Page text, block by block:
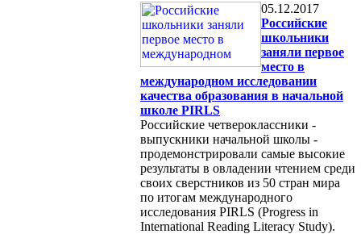
05.12.2017
Российские
школьники
заняли первое
место в
международном исследовании
качества образования в начальной
школе PIRLS
Российские четвероклассники -
выпускники начальной школы -
продемонстрировали самые высокие
результаты в овладении чтением среди
своих сверстников из 50 стран мира
по итогам международного
исследования PIRLS (Progress in
International Reading Literacy Study).